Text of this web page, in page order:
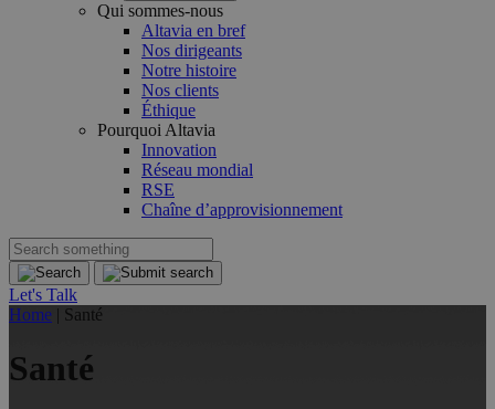
Qui sommes-nous
Altavia en bref
Nos dirigeants
Notre histoire
Nos clients
Éthique
Pourquoi Altavia
Innovation
Réseau mondial
RSE
Chaîne d’approvisionnement
Let's Talk
Home | Santé
Santé